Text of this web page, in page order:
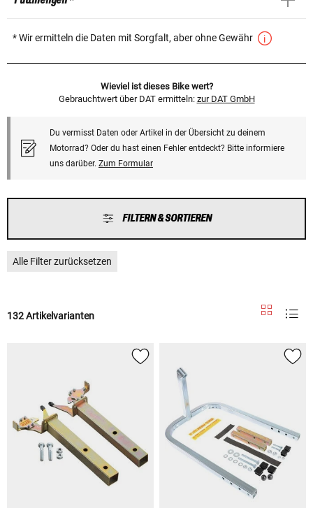
* Wir ermitteln die Daten mit Sorgfalt, aber ohne Gewähr
Wieviel ist dieses Bike wert?
Gebrauchtwert über DAT ermitteln: zur DAT GmbH
Du vermisst Daten oder Artikel in der Übersicht zu deinem
Motorrad? Oder du hast einen Fehler entdeckt? Bitte informiere
uns darüber. Zum Formular
FILTERN & SORTIEREN
Alle Filter zurücksetzen
132 Artikelvarianten